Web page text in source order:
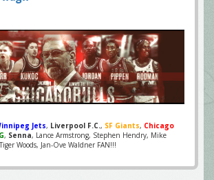
Jets, Liverpool F.C., SF Giants, Chicago
, Senna, Lance Armstrong, Stephen Hendry, Mike
Woods, Jan-Ove Waldner FAN!!!